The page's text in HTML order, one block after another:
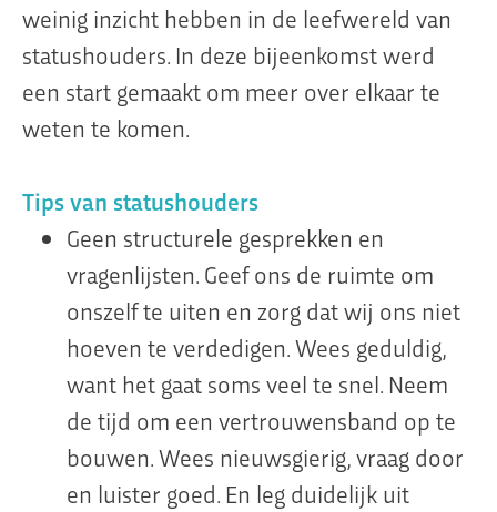
weinig inzicht hebben in de leefwereld van
statushouders. In deze bijeenkomst werd
een start gemaakt om meer over elkaar te
weten te komen.
Tips van statushouders
Geen structurele gesprekken en
vragenlijsten. Geef ons de ruimte om
onszelf te uiten en zorg dat wij ons niet
hoeven te verdedigen. Wees geduldig,
want het gaat soms veel te snel. Neem
de tijd om een vertrouwensband op te
bouwen. Wees nieuwsgierig, vraag door
en luister goed. En leg duidelijk uit